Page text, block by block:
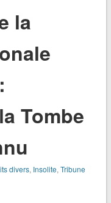
la
Tombe
divers, Insolite, Tribune